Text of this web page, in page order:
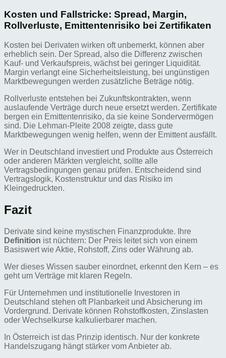
Kosten und Fallstricke: Spread, Margin,
Rollverluste, Emittentenrisiko bei Zertifikaten
Kosten bei Derivaten wirken oft unbemerkt, können aber
erheblich sein. Der Spread, also die Differenz zwischen
Kauf- und Verkaufspreis, wächst bei geringer Liquidität.
Margin verlangt eine Sicherheitsleistung, bei ungünstigen
Marktbewegungen werden zusätzliche Beträge nötig.
Rollverluste entstehen bei Zukunftskontrakten, wenn
auslaufende Verträge durch neue ersetzt werden. Zertifikate
bergen ein Emittentenrisiko, da sie keine Sondervermögen
sind. Die Lehman-Pleite 2008 zeigte, dass gute
Marktbewegungen wenig helfen, wenn der Emittent ausfällt.
Wer in Deutschland investiert und Produkte aus Österreich
oder anderen Märkten vergleicht, sollte alle
Vertragsbedingungen genau prüfen. Entscheidend sind
Vertragslogik, Kostenstruktur und das Risiko im
Kleingedruckten.
Fazit
Derivate sind keine mystischen Finanzprodukte. Ihre
Definition ist nüchtern: Der Preis leitet sich von einem
Basiswert wie Aktie, Rohstoff, Zins oder Währung ab.
Wer dieses Wissen sauber einordnet, erkennt den Kern – es
geht um Verträge mit klaren Regeln.
Für Unternehmen und institutionelle Investoren in
Deutschland stehen oft Planbarkeit und Absicherung im
Vordergrund. Derivate können Rohstoffkosten, Zinslasten
oder Wechselkurse kalkulierbarer machen.
In Österreich ist das Prinzip identisch. Nur der konkrete
Handelszugang hängt stärker vom Anbieter ab.